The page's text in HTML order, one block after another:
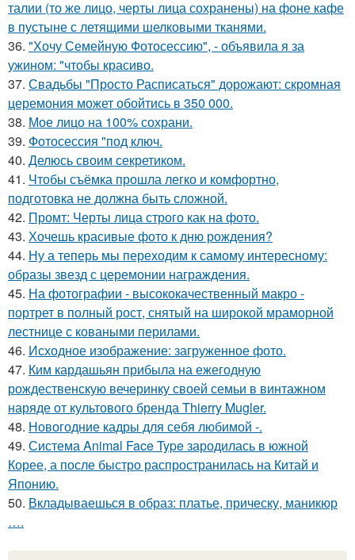
талии (то же лицо, черты лица сохранены) на фоне кафе
в пустыне с летящими шелковыми тканями.
36. "Хочу Семейную Фотосессию", - объявила я за
ужином: "чтобы красиво.
37. Свадьбы "Просто Расписаться" дорожают: скромная
церемония может обойтись в 350 000.
38. Мое лицо на 100% сохрани.
39. Фотосессия "под ключ.
40. Делюсь своим секретиком.
41. Чтобы съёмка прошла легко и комфортно,
подготовка не должна быть сложной.
42. Промт: Черты лица строго как на фото.
43. Хочешь красивые фото к дню рождения?
44. Ну а теперь мы переходим к самому интересному:
образы звезд с церемонии награждения.
45. На фотографии - высококачественный макро -
портрет в полный рост, снятый на широкой мраморной
лестнице с коваными перилами.
46. Исходное изображение: загруженное фото.
47. Ким кардашьян прибыла на ежегодную
рождественскую вечеринку своей семьи в винтажном
наряде от культового бренда Thierry Mugler.
48. Новогодние кадры для себя любимой -.
49. Система Animal Face Type зародилась в южной
Корее, а после быстро распространилась на Китай и
Японию.
50. Вкладываешься в образ: платье, прическу, маникюр
….